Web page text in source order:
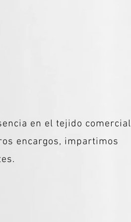
en el tejido comercial
encargos, impartimos